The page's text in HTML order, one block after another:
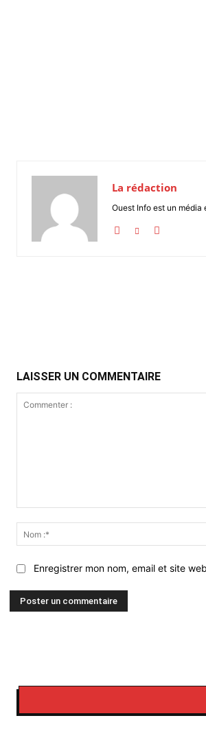
La rédaction
Ouest Info est un média
LAISSER UN COMMENTAIRE
Enregistrer mon nom, email et site